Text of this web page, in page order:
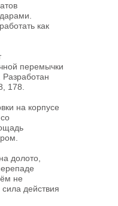
как
перемычки
178.
на корпусе
долото,
не
действия